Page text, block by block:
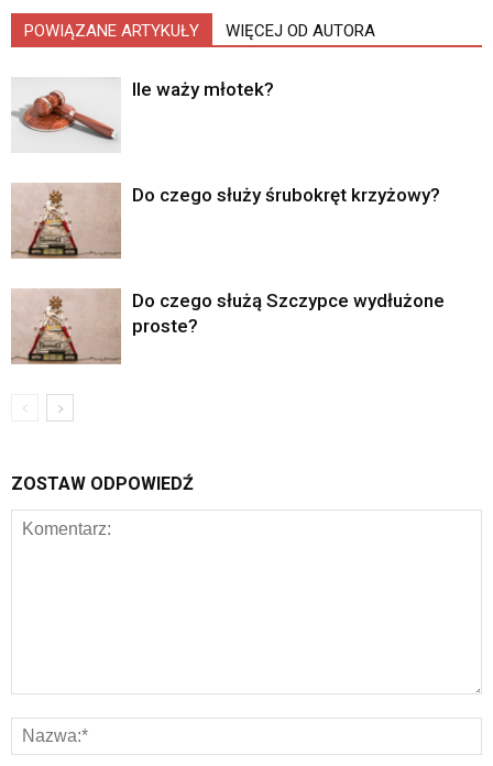
POWIĄZANE ARTYKUŁY WIĘCEJ OD AUTORA
Ile waży młotek?
Do czego służy śrubokręt krzyżowy?
Do czego służą Szczypce wydłużone
proste?
ZOSTAW ODPOWIEDŹ